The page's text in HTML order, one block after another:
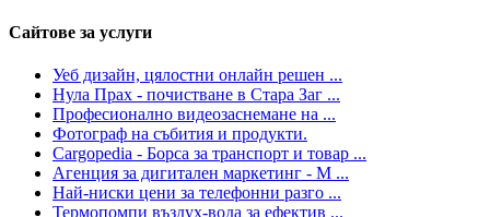
Сайтове за услуги
Уеб дизайн, цялостни онлайн решен ...
Нула Прах - почистване в Стара Заг ...
Професионално видеозаснемане на ...
Фотограф на събития и продукти.
Cargopedia - Борса за транспорт и товар ...
Агенция за дигитален маркетинг - М ...
Най-ниски цени за телефонни разго ...
Термопомпи въздух-вода за ефектив ...